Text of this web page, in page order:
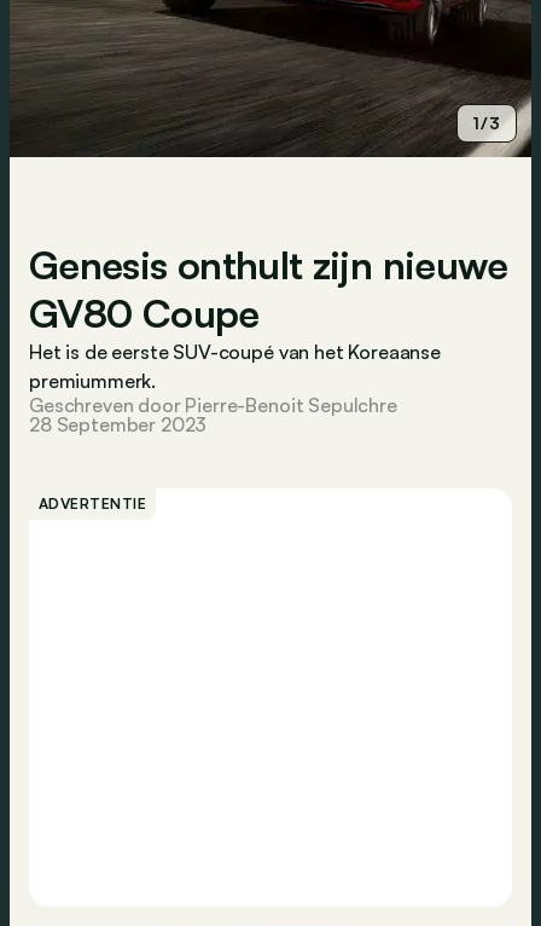
1/3
Genesis onthult zijn nieuwe
GV80 Coupe
Het is de eerste SUV-coupé van het Koreaanse
premiummerk.
Geschreven door Pierre-Benoit Sepulchre
28 September 2023
ADVERTENTIE